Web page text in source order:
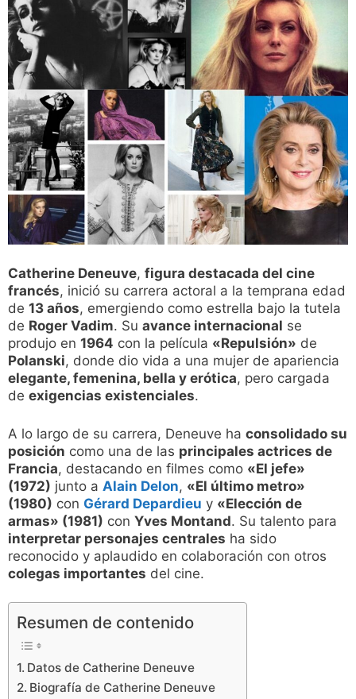
Catherine Deneuve, figura destacada del cine
francés, inició su carrera actoral a la temprana edad
de 13 años, emergiendo como estrella bajo la tutela
de Roger Vadim. Su avance internacional se
produjo en 1964 con la película «Repulsión» de
Polanski, donde dio vida a una mujer de apariencia
elegante, femenina, bella y erótica, pero cargada
de exigencias existenciales.
A lo largo de su carrera, Deneuve ha consolidado su
posición como una de las principales actrices de
Francia, destacando en filmes como «El jefe»
(1972) junto a Alain Delon, «El último metro»
(1980) con Gérard Depardieu y «Elección de
armas» (1981) con Yves Montand. Su talento para
interpretar personajes centrales ha sido
reconocido y aplaudido en colaboración con otros
colegas importantes del cine.
Resumen de contenido
Datos de Catherine Deneuve
Biografía de Catherine Deneuve